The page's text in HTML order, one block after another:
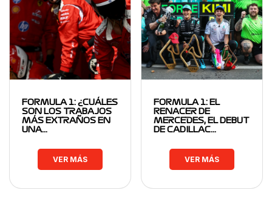
FORMULA 1: ¿CUÁLES
SON LOS TRABAJOS
MÁS EXTRAÑOS EN
UNA…
VER MÁS
FORMULA 1: EL
RENACER DE
MERCEDES, EL DEBUT
DE CADILLAC…
VER MÁS